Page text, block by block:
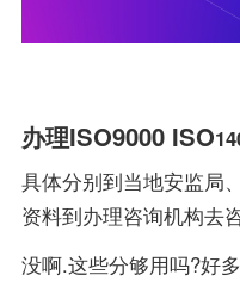
办理ISO9000 ISO
具体分别到当地安监局
资料到办理咨询机构去咨
没啊.这些分够用吗?好